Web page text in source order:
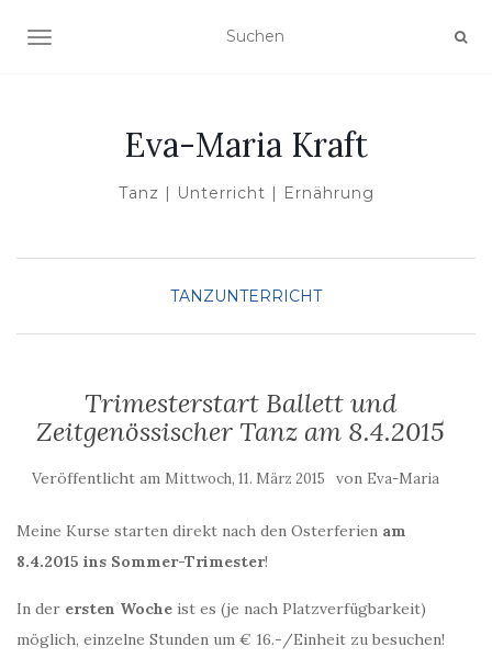
NAVIGATION UMSCHALTEN
Eva-Maria Kraft
Tanz | Unterricht | Ernährung
TANZUNTERRICHT
Trimesterstart Ballett und
Zeitgenössischer Tanz am 8.4.2015
Veröffentlicht am Mittwoch, 11. März 2015 von Eva-Maria
Meine Kurse starten direkt nach den Osterferien am
8.4.2015 ins Sommer-Trimester!
In der ersten Woche ist es (je nach Platzverfügbarkeit)
möglich, einzelne Stunden um € 16.-/Einheit zu besuchen!